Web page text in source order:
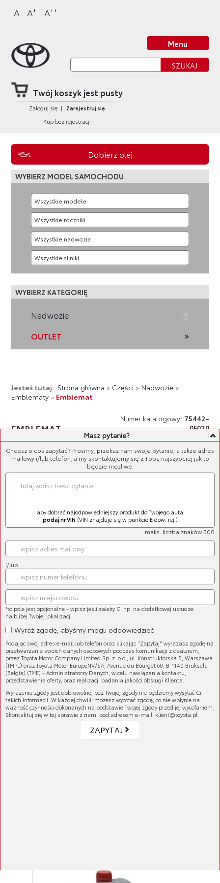
Sklep Toyota
do
nagłówka
do
bocznego
do
głównej
do
stopki
A A+ A++
Menu
Twój koszyk jest pusty
Zaloguj się |
Zarejestruj się
Kup bez rejestracji
Dobierz olej
WYBIERZ MODEL SAMOCHODU
WYBIERZ KATEGORIĘ
Nadwozie
OUTLET
Jesteś tutaj: Strona główna » Części» Nadwozie »
Emblematy» Emblemat
EMBLEMAT
Numer katalogowy: 75442-
0F020
331,52 zł
Emblemat z napisem VERSO do generacji R20
Numer katalogowy:75442-0F020
GALERIA PRODUKTU
KOMPATYBILNE MODELE
Masz pytanie?
Chcesz o coś zapytać? Prosimy, przekaż nam swoje pytanie, a także adres
mailowy i/lub telefon, a my skontaktujemy się z Tobą najszybciej jak to
będzie możliwe.
maks. liczba znaków 500
aby dobrać najodpowiedniejszy produkt do Twojego auta
podaj nr VIN(VIN znajduje się w punkcie E dow. rej.)
i/lub
*to pole jest opcjonalne - wpisz jeśli zależy Ci np. na dodatkowej usłudze
najbliżej Twojej lokalizacji
Wyraź zgodę, abyśmy mogli odpowiedzieć
Podając swój adres e-mail lub telefon oraz klikając "Zapytaj" wyrażasz zgodę na
przetwarzanie swoich danych osobowych podczas komunikacji z dealerem,
przez Toyota Motor Company Limited Sp. z. o.o., ul. Konstruktorska 5, Warszawa
(TMPL) oraz Toyota Motor EuropeNV/SA, Avenue du Bourget 60, B-1140 Bruksela
(Belgia) (TME) - Administratorzy Danych, w celu nawiązania kontaktu,
przedstawienia oferty, oraz realizacji badania jakości obsługi Klienta.
Wyrażenie zgody jest dobrowolne, bez Twojej zgody nie będziemy wysyłać Ci
takich informacji. W każdej chwilii możesz wycofać zgodę, co nie wpłynie na
ważność czynności dokonanych na podstawie Twojej zgody przed jej wycofaniem.
Skontaktuj się w tej sprawie z nami pod adresem e-mail: klient@toyota.pl
ZAPYTAJ